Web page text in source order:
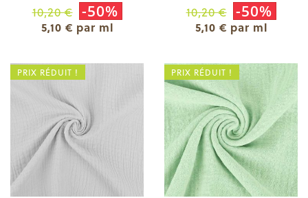
10,20 € -50%
5,10 € par ml
10,20 € -50%
5,10 € par ml
PRIX RÉDUIT ! PRIX RÉDUIT !